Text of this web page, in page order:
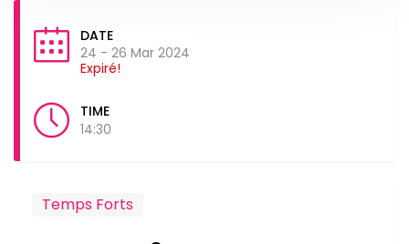
DATE
24 - 26 Mar 2024
Expiré!
TIME
14:30
Temps Forts